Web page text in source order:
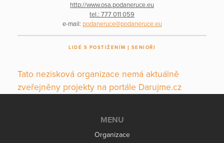
http://www.osa.podaneruce.eu
tel.: 777 011 059
e-mail: podaneruce@podaneruce.eu
LIDÉ S POSTIŽENÍM SENIOŘI
Tato nezisková organizace nemá aktuálně
zveřejněny projekty na portále Darujme.cz
MENU
Organizace